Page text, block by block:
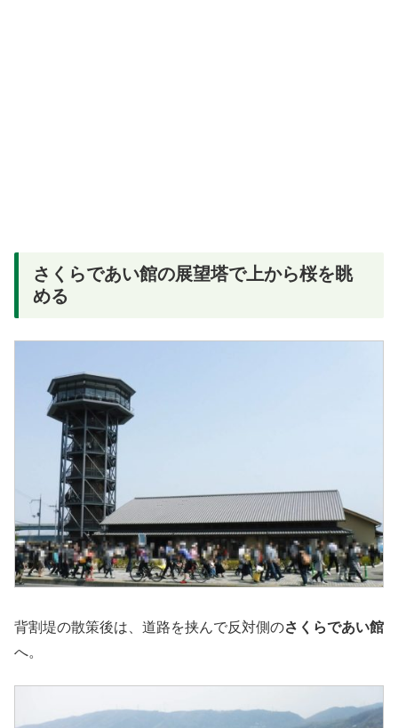
さくらであい館の展望塔で上から桜を眺
める
背割堤の散策後は、道路を挟んで反対側のさくらであい館
へ。